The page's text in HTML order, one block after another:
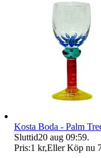
Kosta Boda - Palm
Sluttid20 aug 09:59.
Pris:1 kr,Eller Köp nu